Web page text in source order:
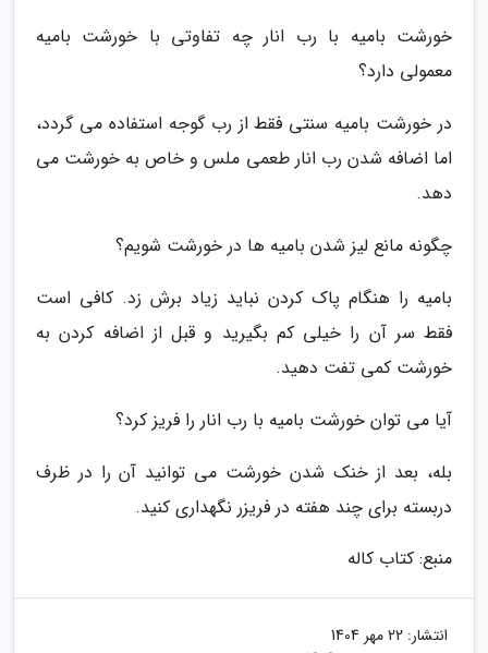
خورشت بامیه با رب انار چه تفاوتی با خورشت بامیه
معمولی دارد؟
در خورشت بامیه سنتی فقط از رب گوجه استفاده می گردد،
اما اضافه شدن رب انار طعمی ملس و خاص به خورشت می
دهد.
چگونه مانع لیز شدن بامیه ها در خورشت شویم؟
بامیه را هنگام پاک کردن نباید زیاد برش زد. کافی است
فقط سر آن را خیلی کم بگیرید و قبل از اضافه کردن به
خورشت کمی تفت دهید.
آیا می توان خورشت بامیه با رب انار را فریز کرد؟
بله، بعد از خنک شدن خورشت می توانید آن را در ظرف
دربسته برای چند هفته در فریزر نگهداری کنید.
منبع: کتاب کاله
انتشار: 22 مهر 1404